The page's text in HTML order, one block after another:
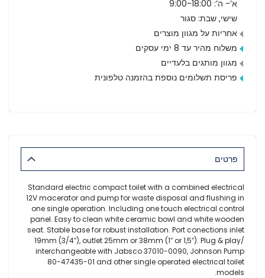
א’- ה’: 9:00-18:00
שישי, שבת: סגור
אחריות על מגוון מוצרים
משלוח מהיר עד 8 ימי עסקים
מגוון מותגים בלעדיים
פריסת תשלומים נוספת בהזמנה טלפונית
פרטים
Standard electric compact toilet with a combined electrical
12V macerator and pump for waste disposal and flushing in
one single operation. Including one touch electrical control
panel. Easy to clean white ceramic bowl and white wooden
seat. Stable base for robust installation. Port conections inlet
19mm (3/4″), outlet 25mm or 38mm (1″ or 1,5″). Plug & play/
interchangeable with Jabsco 37010-0090, Johnson Pump
80-47435-01 and other single operated electrical toilet
models.